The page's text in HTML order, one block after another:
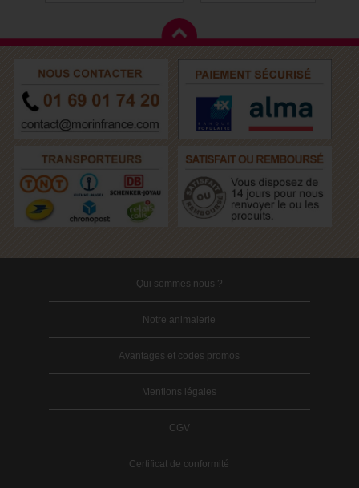
Qui sommes nous ?
Notre animalerie
Avantages et codes promos
Mentions légales
CGV
Certificat de conformité